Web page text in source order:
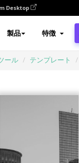
Desktop
製品 特徴
ール テンプレート